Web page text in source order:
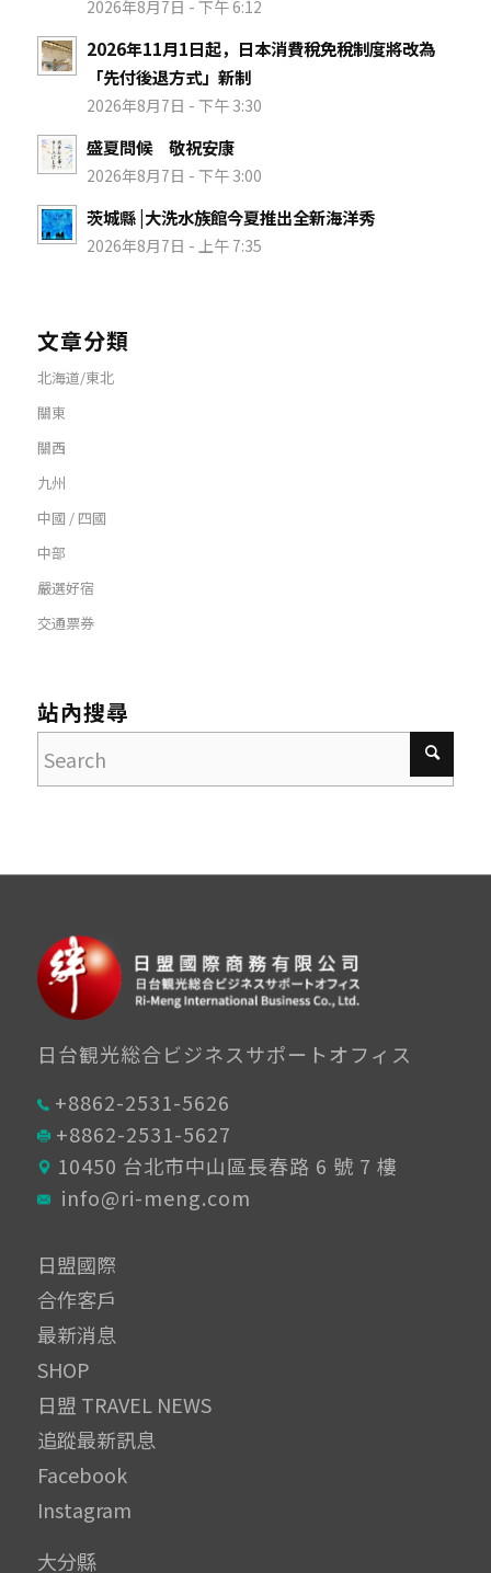
2026年8月7日 - 下午 6:12
2026年11月1日起，日本消費稅免稅制度將改為
「先付後退方式」新制
2026年8月7日 - 下午 3:30
盛夏問候 敬祝安康
2026年8月7日 - 下午 3:00
茨城縣 |大洗水族館今夏推出全新海洋秀
2026年8月7日 - 上午 7:35
文章分類
北海道/東北
關東
關西
九州
中國 / 四國
中部
嚴選好宿
交通票券
站內搜尋
日台観光総合ビジネスサポートオフィス
+8862-2531-5626
+8862-2531-5627
10450 台北市中山區長春路 6 號 7 樓
info@ri-meng.com
日盟國際
合作客戶
最新消息
SHOP
日盟 TRAVEL NEWS
追蹤最新訊息
Facebook
Instagram
大分縣